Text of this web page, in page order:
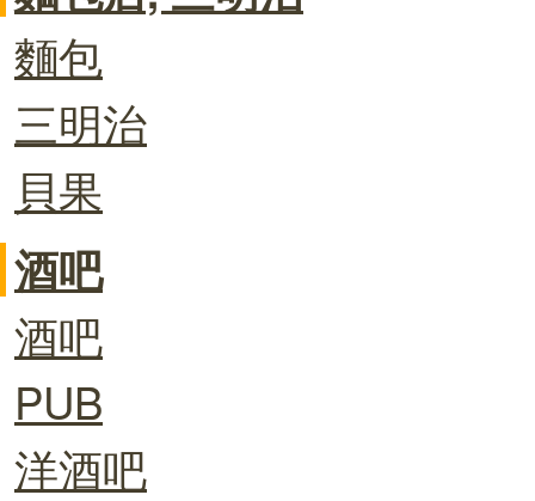
麵包
三明治
貝果
酒吧
酒吧
PUB
洋酒吧